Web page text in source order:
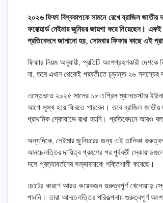
২০২৬ ফিফা বিশ্বকাপকে সামনে রেখে ব্রাজিল
ফরোয়ার্ড নেইমার জুনিয়র জায়গা করে নিয়েছেন।
প্রতিবেদনে জানানো হয়, সোমবার ফিফার কাছে এই
ফিফার নিয়ম অনুযায়ী, প্রতিটি অংশগ্রহণকারী
না, তবে এখান থেকেই পরবর্তীতে চূড়ান্ত ২৬ সদস্যের
এস্তেভাও ২০২৫ সালের ১৮ এপ্রিল ম্যানচেস্টার
আগে সুস্থ হয়ে ফিরতে পারবেন। তবে ব্রাজিল জাতীয়
প্রাথমিক স্কোয়াডে রাখা হয়নি। প্রতিবেদনে আরও
অন্যদিকে, নেইমার জুনিয়রের জন্য এই তালিকা
আনচেলত্তির দায়িত্ব গ্রহণের পর পূর্ববর্তী
দলে প্রত্যাবর্তনের সম্ভাবনাকে শক্তিশালী করেছে।
চোটের কারণে আরও কয়েকজন গুরুত্বপূর্ণ খেলোয়াড়
পাননি। তারা আনচেলত্তির পরিকল্পনায় গুরুত্বপূর্ণ